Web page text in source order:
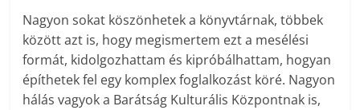
Nagyon sokat köszönhetek a könyvtárnak, többek
között azt is, hogy megismertem ezt a mesélési
formát, kidolgozhattam és kipróbálhattam, hogyan
építhetek fel egy komplex foglalkozást köré. Nagyon
hálás vagyok a Barátság Kulturális Központnak is,